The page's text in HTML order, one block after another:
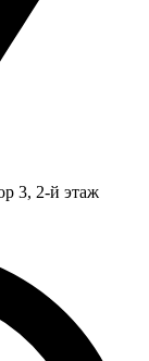
3, 2-й этаж